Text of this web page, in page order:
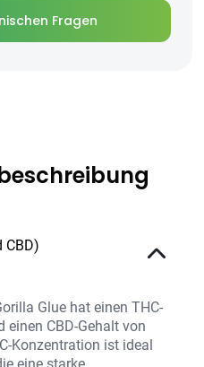
Fragen
CBD)
Glue hat einen THC-
einen CBD-Gehalt von
Konzentration ist ideal